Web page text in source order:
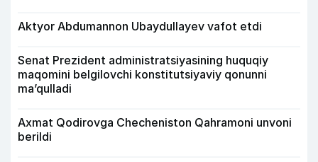
Aktyor Abdu­mannon Ubaydullayev vafot etdi
Senat Prezident administratsiyasining huquqiy
maqomini belgilovchi konstitutsiyaviy qonunni
ma’qulladi
Axmat Qodirovga Checheniston Qahramoni unvoni
berildi